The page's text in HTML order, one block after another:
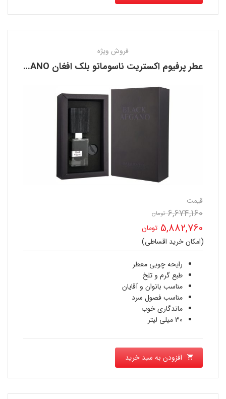
فروش ویژه
عطر پرفیوم اکستریت ناسوماتو بلک افغان NASOMATTO BLACK AFGANO
قیمت
6,674,160 تومان
اصلی
6,674,160 تومان
بود.
5,882,760 تومان
قیمت
فعلی
5,882,760 تومان
است.
(امکان خرید اقساطی)
رایحه چوبی معطر
طبع گرم و تلخ
مناسب بانوان و آقایان
مناسب فصول سرد
ماندگاری خوب
30 میلی لیتر
افزودن به سبد خرید